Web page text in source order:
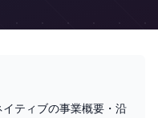
ティブの事業概要・沿